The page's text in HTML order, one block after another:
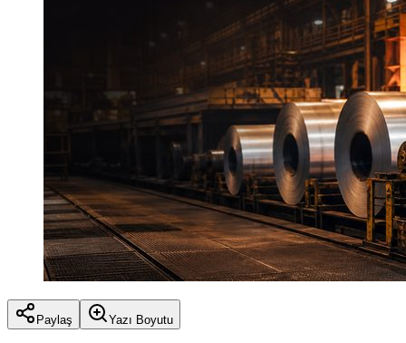
Paylaş Yazı Boyutu